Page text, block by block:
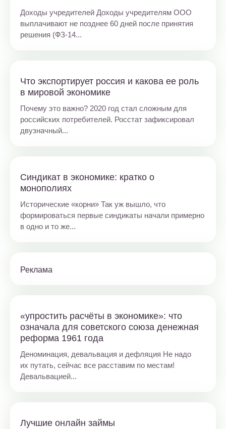
Доходы учредителей Доходы учредителям ООО
выплачивают не позднее 60 дней после принятия
решения (ФЗ-14...
Что экспортирует россия и какова ее роль
в мировой экономике
Почему это важно? 2020 год стал сложным для
российских потребителей. Росстат зафиксировал
двузначный...
Синдикат в экономике: кратко о
монополиях
Исторические «корни» Так уж вышло, что
формироваться первые синдикаты начали примерно
в одно и то же...
Реклама
«упростить расчёты в экономике»: что
означала для советского союза денежная
реформа 1961 года
Деноминация, девальвация и дефляция Не надо
их путать, сейчас все расставим по местам!
Девальвацией...
Лучшие онлайн займы